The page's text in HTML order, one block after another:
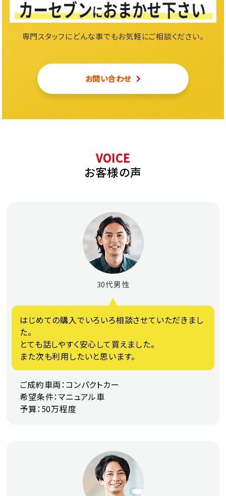
専門スタッフにどんな事でもお気軽にご相談ください。
お問い合わせ
VOICE
お客様の声
30代男性
はじめての購入でいろいろ相談させていただきまし
た。
とても話しやすく安心して買えました。
また次も利用したいと思います。
ご成約車両：コンパクトカー
希望条件：マニュアル車
予算：50万程度